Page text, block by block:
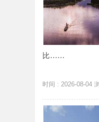
比......
时间 : 2026-08-04